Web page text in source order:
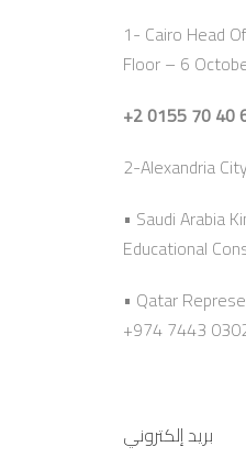
1- Cairo Head
Floor – 6
+2 0155 70 40
2-Alexandria
• Saudi Arabia
Educational
• Qatar
+974 7443
بريد إلكتروني